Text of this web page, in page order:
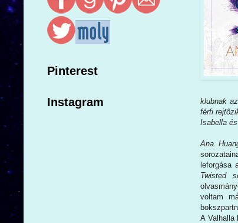
klubnak
férfi
Isabella
Ana
leforgása
Twisted
voltam
A Valhalla
Pinterest
Instagram